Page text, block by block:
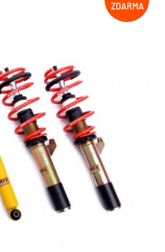
ZDARMA